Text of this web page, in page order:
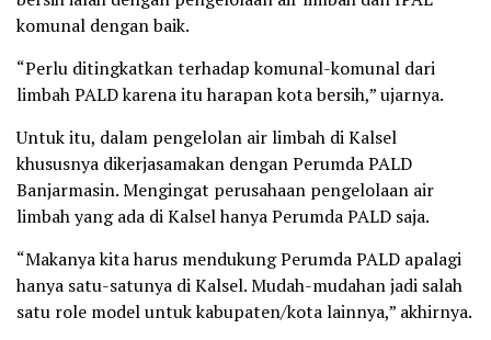
komunal dengan baik.
“Perlu ditingkatkan terhadap komunal-komunal dari
limbah PALD karena itu harapan kota bersih,” ujarnya.
Untuk itu, dalam pengelolan air limbah di Kalsel
khususnya dikerjasamakan dengan Perumda PALD
Banjarmasin. Mengingat perusahaan pengelolaan air
limbah yang ada di Kalsel hanya Perumda PALD saja.
“Makanya kita harus mendukung Perumda PALD apalagi
hanya satu-satunya di Kalsel. Mudah-mudahan jadi salah
satu role model untuk kabupaten/kota lainnya,” akhirnya.